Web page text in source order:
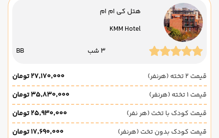
هتل کی ام ام
KMM Hotel
3 شب BB
قیمت 2 تخته (هرنفر)
۲۷٬۱۷۰٬۰۰۰ تومان
قیمت 1 تخته (هرنفر)
۳۵٬۸۳۰٬۰۰۰ تومان
قیمت کودک با تخت (هر نفر)
۲۵٬۹۳۰٬۰۰۰ تومان
قیمت کودک بدون تخت (هرنفر)
۱۷٬۶۹۰٬۰۰۰ تومان